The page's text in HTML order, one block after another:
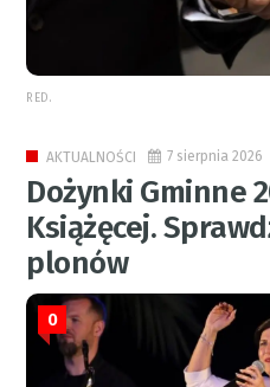
RED.
AKTUALNOŚCI 7 sierpnia 2026
Dożynki Gminne
Książęcej.
plonów
0